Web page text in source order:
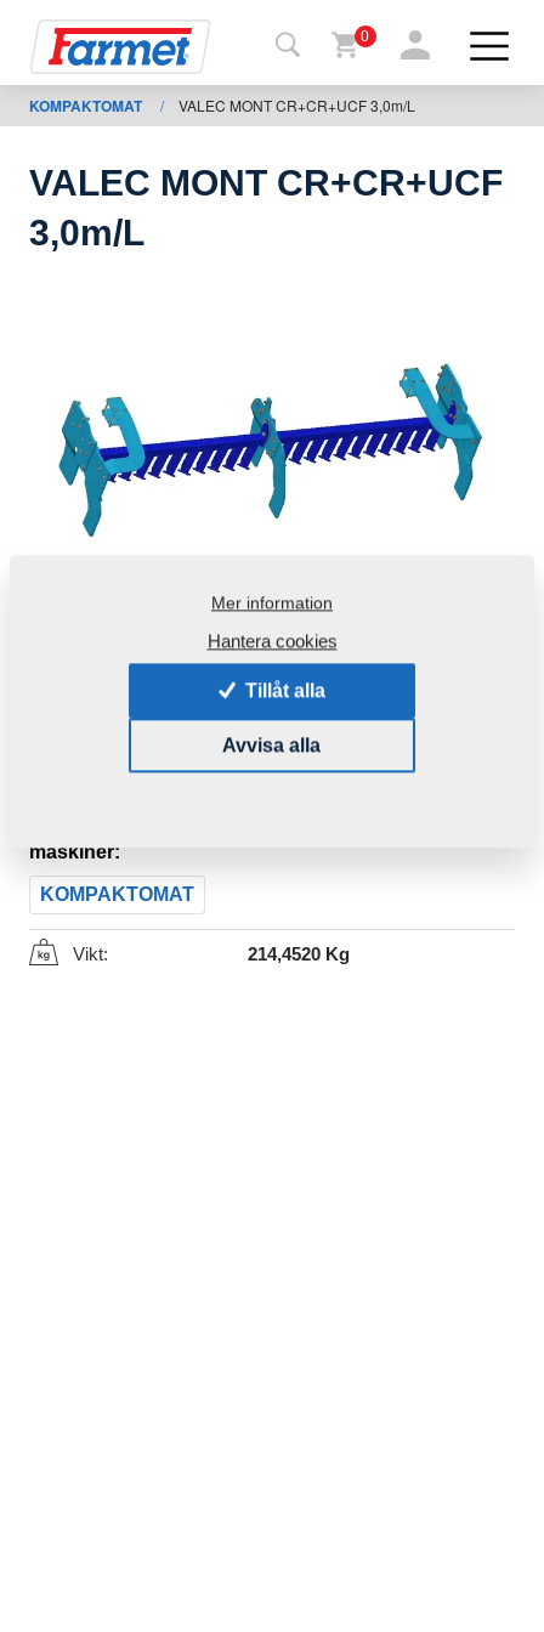
shop
För
nedladdning
0
KOMPAKTOMAT / VALEC MONT CR+CR+UCF 3,0m/L
VALEC MONT CR+CR+UCF
3,0m/L
Produktkod: VZ00047315P1
maskiner:
KOMPAKTOMAT
Vikt: 214,4520 Kg
Mer information
Hantera cookies
Tillåt alla
Avvisa alla